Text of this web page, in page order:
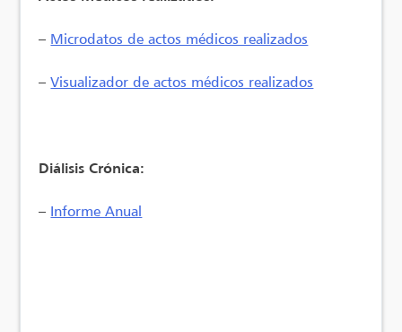
– Microdatos de actos médicos realizados
–Visualizador de actos médicos realizados
Diálisis Crónica:
– Informe Anual